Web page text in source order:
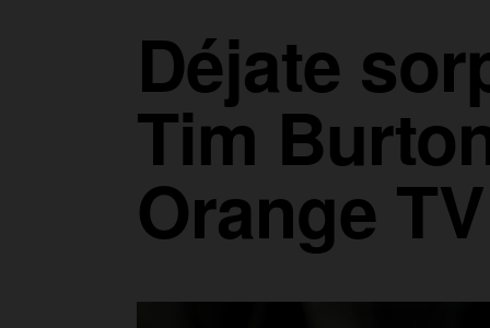
Déjate
Tim
Orange TV